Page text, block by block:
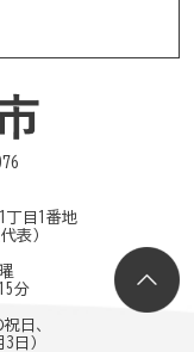
丁目1番地
代表）
分
日、
日）